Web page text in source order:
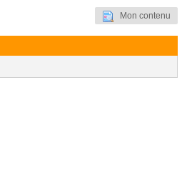
Mon contenu